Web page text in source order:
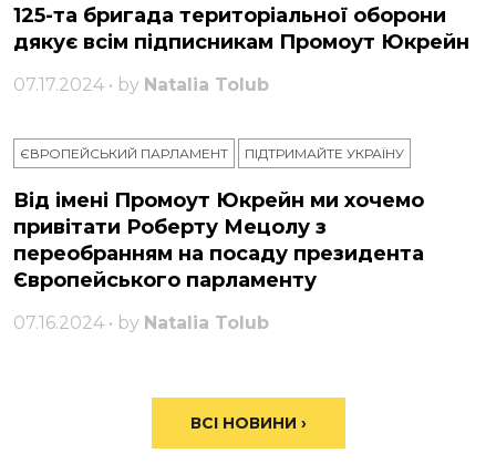
125-та бригада територіальної оборони
дякує всім підписникам Промоут Юкрейн
07.17.2024 • by Natalia Tolub
ЄВРОПЕЙСЬКИЙ ПАРЛАМЕНТ ПІДТРИМАЙТЕ УКРАЇНУ
Від імені Промоут Юкрейн ми хочемо
привітати Роберту Мецолу з
переобранням на посаду президента
Європейського парламенту
07.16.2024 • by Natalia Tolub
ВСІ НОВИНИ ›